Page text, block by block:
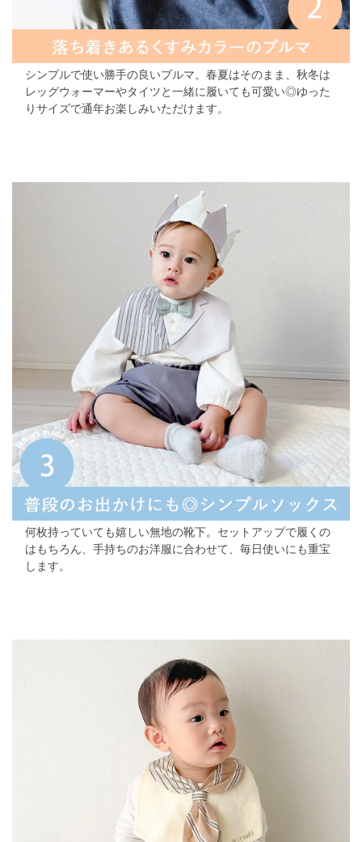
シンプルで使い勝手の良いブルマ。春夏はそのまま、秋冬は
レッグウォーマーやタイツと一緒に履いても可愛い◎ゆった
りサイズで通年お楽しみいただけます。
何枚持っていても嬉しい無地の靴下。セットアップで履くの
はもちろん、手持ちのお洋服に合わせて、毎日使いにも重宝
します。